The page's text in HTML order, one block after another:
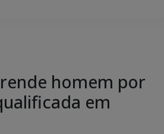
homem por
em